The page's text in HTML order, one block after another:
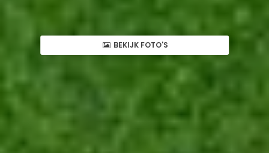
BEKIJK FOTO'S